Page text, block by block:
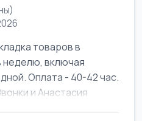
товаров в
неделю, включая
Оплата - 40-42 час.
и Анастасия